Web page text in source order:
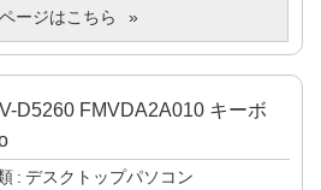
ージはこちら
D5260 FMVDA2A010 キーボ
デスクトップパソコン